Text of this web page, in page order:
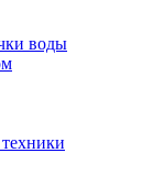
воды